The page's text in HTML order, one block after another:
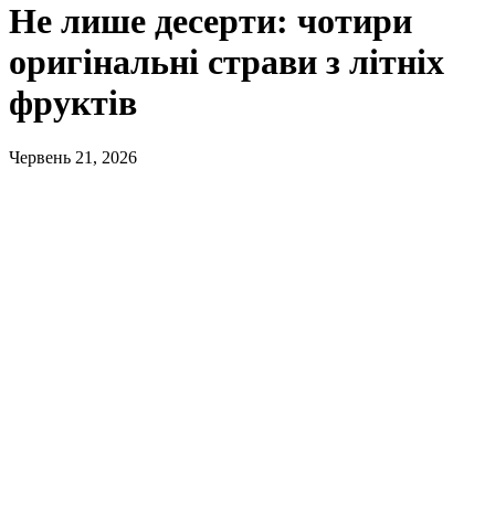
Не лише десерти: чотири
оригінальні страви з літніх
фруктів
Червень 21, 2026